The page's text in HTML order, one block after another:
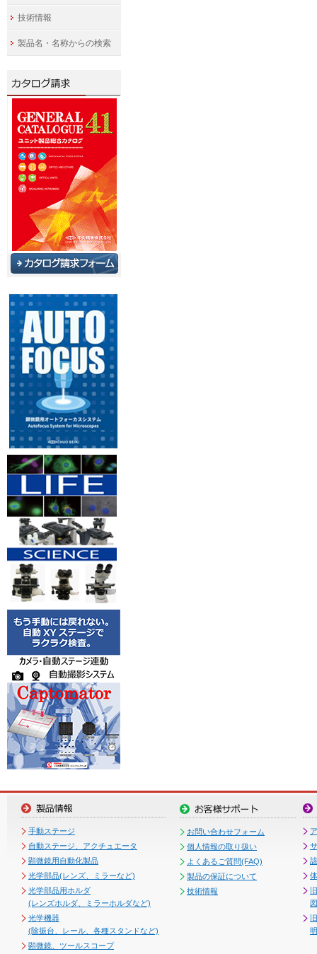
技術情報
製品名・名称からの検索
手動ステージ
自動ステージ、アクチュエータ
顕微鏡用自動化製品
光学部品(レンズ、ミラーなど)
光学部品用ホルダ
(レンズホルダ、ミラーホルダなど)
光学機器
(除振台、レール、各種スタンドなど)
顕微鏡、ツールスコープ
お問い合わせフォーム
個人情報の取り扱い
よくあるご質問(FAQ)
製品の保証について
技術情報